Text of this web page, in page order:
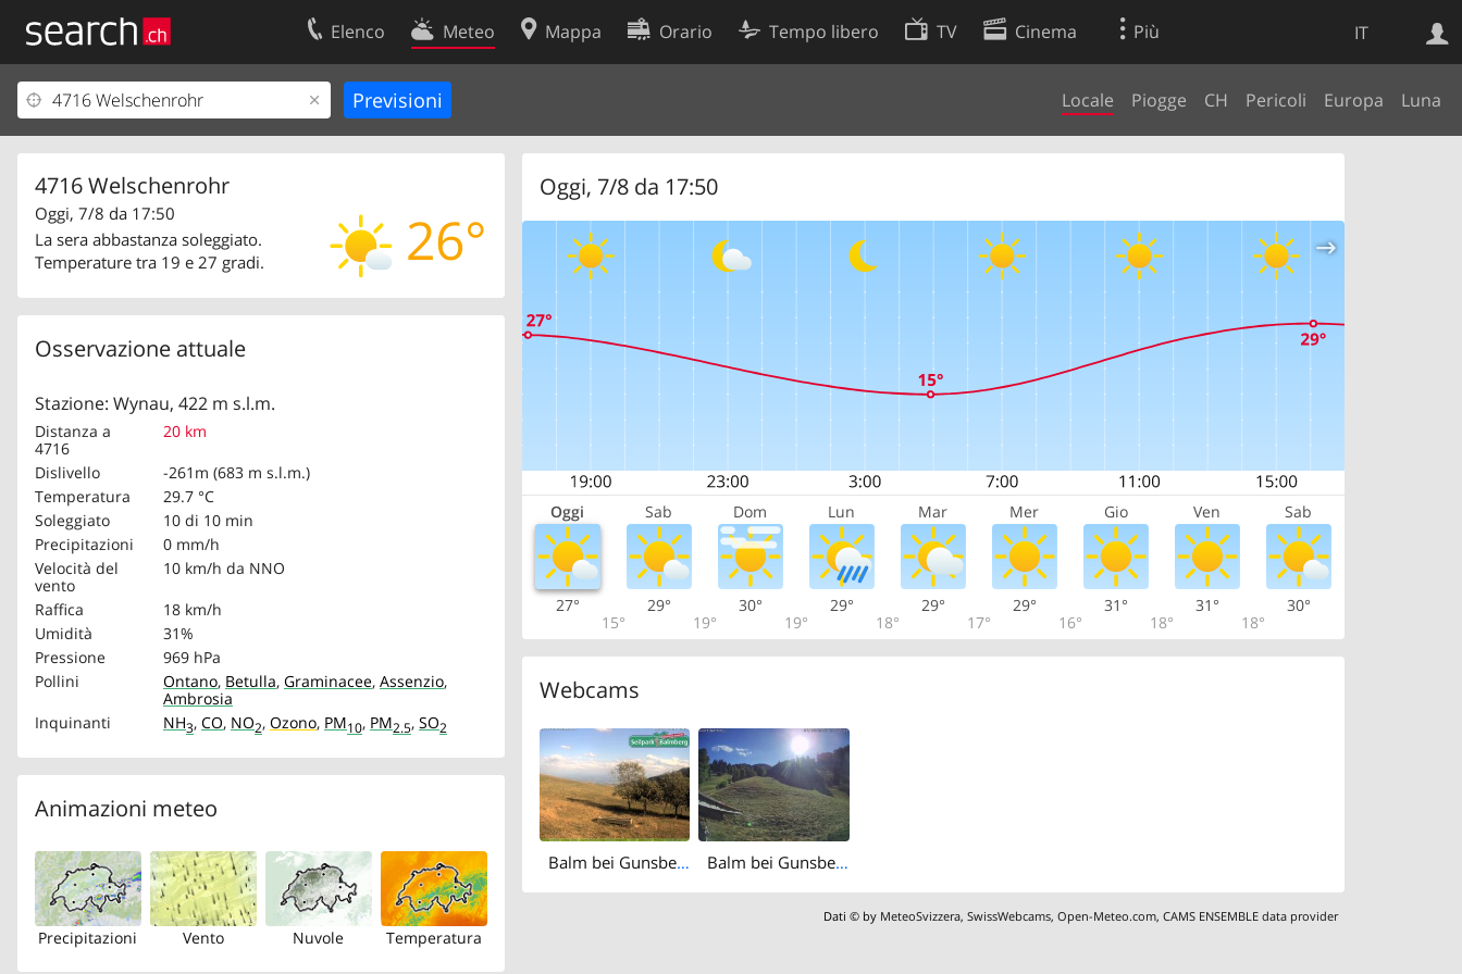
IT
Elenco Meteo Mappa Orario Tempo libero TV Cinema Più
Locale Piogge CH Pericoli Europa Luna
4716 Welschenrohr
26°
Oggi, 7/8 da 17:50
La sera abbastanza soleggiato.
Temperature tra 19 e 27 gradi.
Osservazione attuale
Stazione: Wynau, 422 m s.l.m.
Distanza a
4716
20 km
Dislivello
-261m (683 m s.l.m.)
Temperatura
29.7 °C
Soleggiato
10 di 10 min
Precipitazioni
0 mm/h
Velocità del
vento
10 km/h da NNO
Raffica
18 km/h
Umidità
31%
Pressione
969 hPa
Pollini
Ontano, Betulla, Graminacee, Assenzio,
Ambrosia
Inquinanti
NH3, CO, NO2, Ozono, PM10, PM2.5, SO2
Animazioni meteo
Precipitazioni Vento Nuvole Temperatura
Oggi, 7/8 da 17:50
Oggi Sab Dom Lun Mar Mer Gio Ven Sab
27°
15°
29°
19°
30°
19°
29°
18°
29°
17°
29°
16°
31°
18°
31°
18°
30°
Webcams
Balm bei Gunsberg Balm bei Gunsberg › West
Dati © by MeteoSvizzera,SwissWebcams,Open-Meteo.com,CAMS ENSEMBLE data provider
Ricerca Web
Il vostro profolio
Area clienti
Informazioni Legali
Contatti
Condizioni d’uso
Preferenze cookie